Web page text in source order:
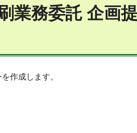
業務委託 企画
作成します。